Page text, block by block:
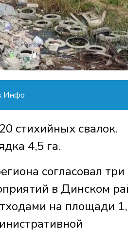
Инфо
стихийных свалок.
4,5 га.
согласовал три
в Динском
на площади